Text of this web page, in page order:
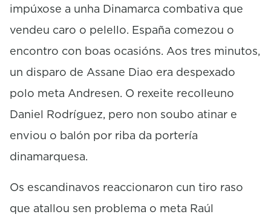
impúxose a unha Dinamarca combativa que
vendeu caro o pelello. España comezou o
encontro con boas ocasións. Aos tres minutos,
un disparo de Assane Diao era despexado
polo meta Andresen. O rexeite recolleuno
Daniel Rodríguez, pero non soubo atinar e
enviou o balón por riba da portería
dinamarquesa.
Os escandinavos reaccionaron cun tiro raso
que atallou sen problema o meta Raúl